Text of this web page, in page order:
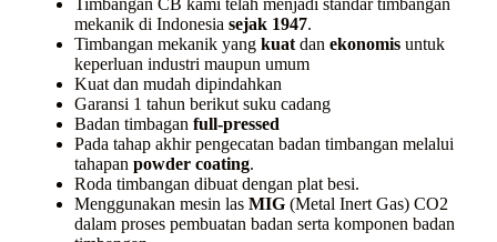
Timbangan CB kami telah menjadi standar timbangan
mekanik di Indonesia sejak 1947.
Timbangan mekanik yang kuatdan ekonomisuntuk
keperluan industri maupun umum
Kuat dan mudah dipindahkan
Garansi 1 tahun berikut suku cadang
Badan timbagan full-pressed
Pada tahap akhir pengecatan badan timbangan melalui
tahapan powder coating.
Roda timbangan dibuat dengan plat besi.
Menggunakan mesin las MIG(Metal Inert Gas) CO2
dalam proses pembuatan badan serta komponen badan